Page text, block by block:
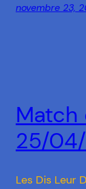
novembre 23,
Match
25/
Les Dis Leur